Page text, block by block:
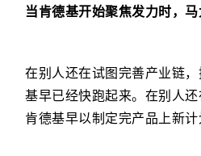
当肯德基开始聚焦发力时，马
在别人还在试图完善产业链
基早已经快跑起来。在别人还
肯德基早以制定完产品上新计